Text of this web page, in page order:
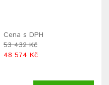
Cena s DPH
53 432 Kč
48 574 Kč